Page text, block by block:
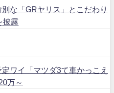
別な「GRヤリス」とこだわり
披露
ワイ「マツダ3て車かっこえ
万～